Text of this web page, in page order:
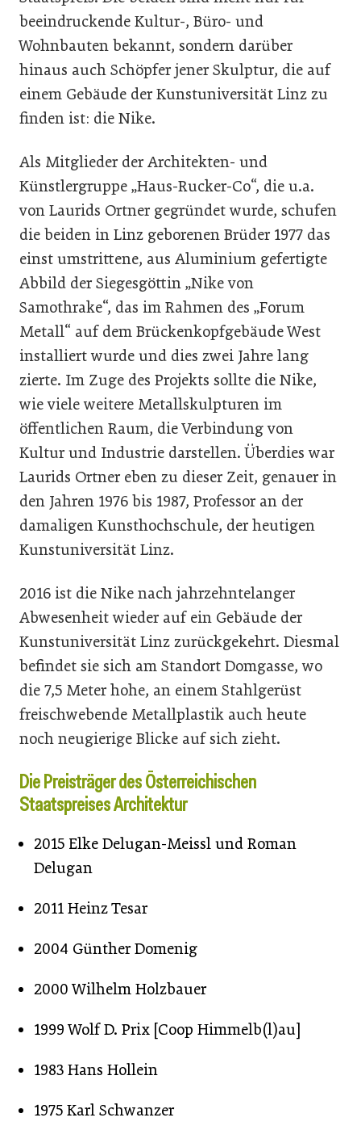
beeindruckende Kultur-, Büro- und
Wohnbauten bekannt, sondern darüber
hinaus auch Schöpfer jener Skulptur, die auf
einem Gebäude der Kunstuniversität Linz zu
finden ist: die Nike.
Als Mitglieder der Architekten- und
Künstlergruppe „Haus-Rucker-Co“, die u.a.
von Laurids Ortner gegründet wurde, schufen
die beiden in Linz geborenen Brüder 1977 das
einst umstrittene, aus Aluminium gefertigte
Abbild der Siegesgöttin „Nike von
Samothrake“, das im Rahmen des „Forum
Metall“ auf dem Brückenkopfgebäude West
installiert wurde und dies zwei Jahre lang
zierte. Im Zuge des Projekts sollte die Nike,
wie viele weitere Metallskulpturen im
öffentlichen Raum, die Verbindung von
Kultur und Industrie darstellen. Überdies war
Laurids Ortner eben zu dieser Zeit, genauer in
den Jahren 1976 bis 1987, Professor an der
damaligen Kunsthochschule, der heutigen
Kunstuniversität Linz.
2016 ist die Nike nach jahrzehntelanger
Abwesenheit wieder auf ein Gebäude der
Kunstuniversität Linz zurückgekehrt. Diesmal
befindet sie sich am Standort Domgasse, wo
die 7,5 Meter hohe, an einem Stahlgerüst
freischwebende Metallplastik auch heute
noch neugierige Blicke auf sich zieht.
Die Preisträger des Österreichischen
Staatspreises Architektur
2015 Elke Delugan-Meissl und Roman
Delugan
2011 Heinz Tesar
2004 Günther Domenig
2000 Wilhelm Holzbauer
1999 Wolf D. Prix [Coop Himmelb(l)au]
1983 Hans Hollein
1975 Karl Schwanzer